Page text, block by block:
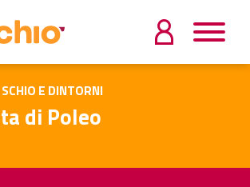
E DINTORNI
di Poleo